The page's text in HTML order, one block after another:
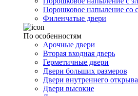
Порошковое напыление со
Филенчатые двери
По особенностям
Арочные двери
Вторая входная дверь
Герметичные двери
Двери больших размеров
Двери внутреннего
Двери высокие